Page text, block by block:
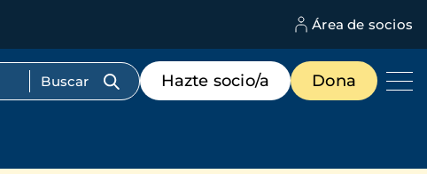
Área de socios
Menú
de
destacados
Hazte socio/a Dona